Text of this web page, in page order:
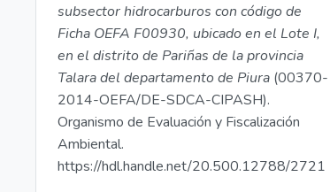
subsector hidrocarburos con código de
Ficha OEFA F00930, ubicado en el Lote I,
en el distrito de Pariñas de la provincia
Talara del departamento de Piura (00370-
2014-OEFA/DE-SDCA-CIPASH).
Organismo de Evaluación y Fiscalización
Ambiental.
https://hdl.handle.net/20.500.12788/2721